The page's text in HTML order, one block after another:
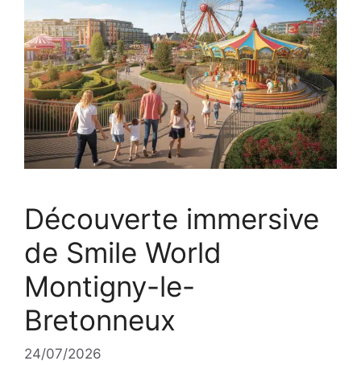
Découverte immersive
de Smile World
Montigny-le-
Bretonneux
24/07/2026